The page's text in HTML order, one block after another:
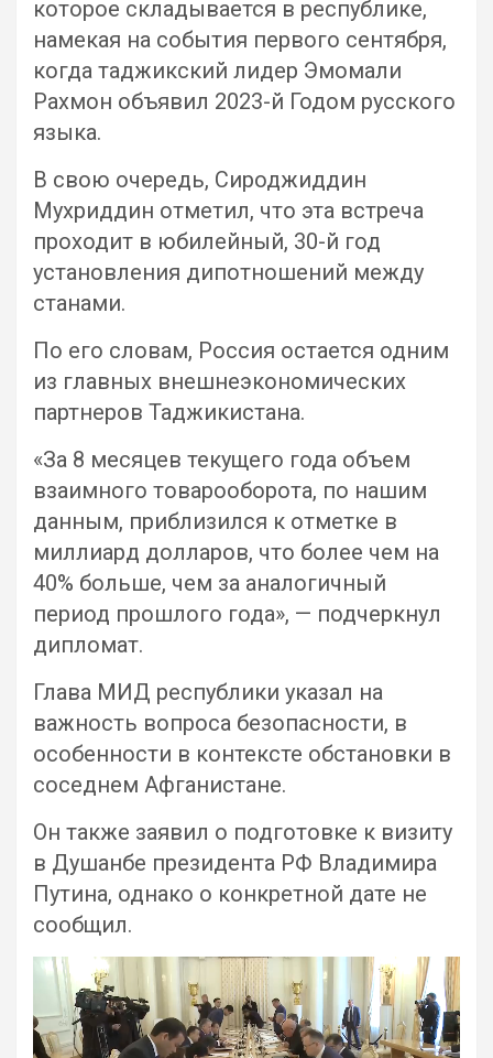
которое складывается в республике,
намекая на события первого сентября,
когда таджикский лидер Эмомали
Рахмон объявил 2023-й Годом русского
языка.
В свою очередь, Сироджиддин
Мухриддин отметил, что эта встреча
проходит в юбилейный, 30-й год
установления дипотношений между
станами.
По его словам, Россия остается одним
из главных внешнеэкономических
партнеров Таджикистана.
«За 8 месяцев текущего года объем
взаимного товарооборота, по нашим
данным, приблизился к отметке в
миллиард долларов, что более чем на
40% больше, чем за аналогичный
период прошлого года», — подчеркнул
дипломат.
Глава МИД республики указал на
важность вопроса безопасности, в
особенности в контексте обстановки в
соседнем Афганистане.
Он также заявил о подготовке к визиту
в Душанбе президента РФ Владимира
Путина, однако о конкретной дате не
сообщил.